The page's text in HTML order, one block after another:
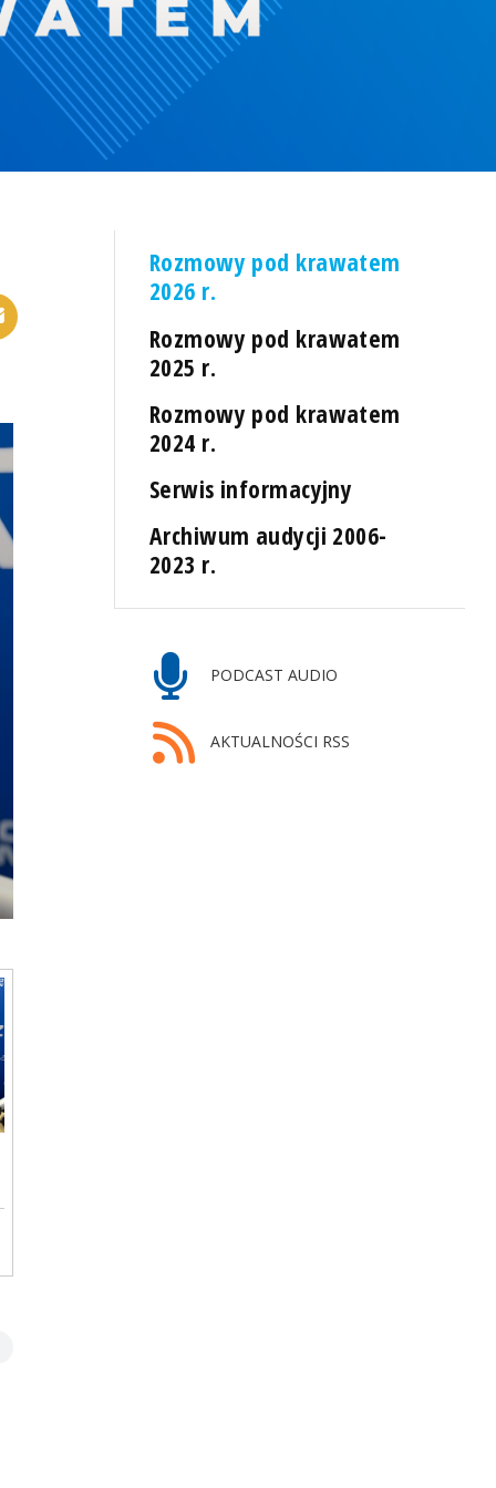
Rozmowy pod krawatem
2026 r.
Rozmowy pod krawatem
2025 r.
Rozmowy pod krawatem
2024 r.
Serwis informacyjny
Archiwum audycji 2006-
2023 r.
PODCAST AUDIO
AKTUALNOŚCI RSS